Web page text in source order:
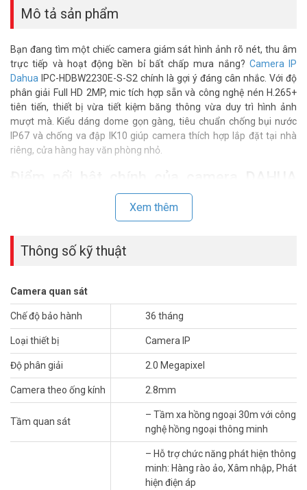
Mô tả sản phẩm
Bạn đang tìm một chiếc camera giám sát hình ảnh rõ nét, thu âm
trực tiếp và hoạt động bền bỉ bất chấp mưa nắng? Camera IP
Dahua IPC-HDBW2230E-S-S2 chính là gợi ý đáng cân nhắc. Với độ
phân giải Full HD 2MP, mic tích hợp sẵn và công nghệ nén H.265+
tiên tiến, thiết bị vừa tiết kiệm băng thông vừa duy trì hình ảnh
mượt mà. Kiểu dáng dome gọn gàng, tiêu chuẩn chống bụi nước
IP67 và chống va đập IK10 giúp camera thích hợp lắp đặt tại nhà
riêng, cửa hàng hay văn phòng nhỏ.
DH-IPC-HDBW2230E-S-S2
Hình ảnh Full HD 1080p: Giúp nhận diện rõ khuôn mặt, biển số
Mic tích hợp: Thu âm trực tiếp, hỗ trợ giám sát hình kèm
tiếng.
cân chỉnh ánh sáng.
Nén H.265+: Giảm tới 50% dung lượng lưu trữ so với chuẩn
H.264 mà vẫn giữ chất lượng.
Chuẩn IP67 & IK10: Chống bụi, nước và va đập cơ học.
AI Intrusion & Tripwire: Phát hiện xâm nhập, vượt rào ảo và
cảnh báo chính xác.
Ứng dụng thực tế
1. Gia đình & nhà riêng
Giám sát cổng, sân hoặc lối đi.
Nhận diện khách đến, ghi âm khi có người tiếp cận.
Hạn chế báo động giả nhờ nhận dạng chuyển động thông
Xem thêm
Thông số kỹ thuật
Camera quan sát
Chế độ bảo hành 36 tháng
Loại thiết bị Camera IP
Độ phân giải 2.0 Megapixel
Camera theo ống kính 2.8mm
Tầm quan sát
– Tầm xa hồng ngoại 30m với công
nghệ hồng ngoại thông minh
– Hỗ trợ chức năng phát hiện thông
minh: Hàng rào ảo, Xâm nhập, Phát
hiện điện áp